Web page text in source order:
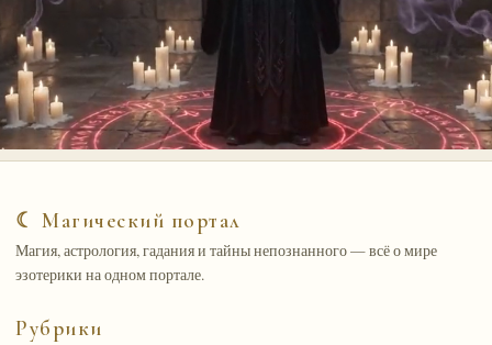
☾ Магический портал
Магия, астрология, гадания и тайны непознанного — всё о мире
эзотерики на одном портале.
Рубрики